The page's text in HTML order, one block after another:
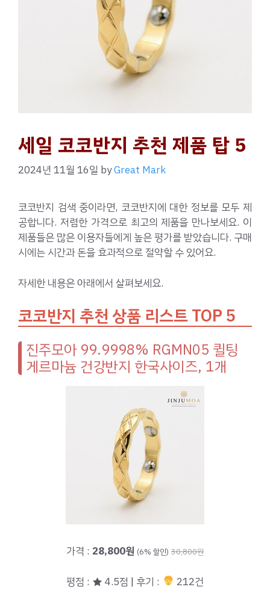
세일 코코반지 추천 제품 탑 5
2024년 11월 16일 byGreat Mark
코코반지 검색 중이라면, 코코반지에 대한 정보를 모두 제
공합니다. 저렴한 가격으로 최고의 제품을 만나보세요. 이
제품들은 많은 이용자들에게 높은 평가를 받았습니다. 구매
시에는 시간과 돈을 효과적으로 절약할 수 있어요.
자세한 내용은 아래에서 살펴보세요.
코코반지 추천 상품 리스트 TOP 5
진주모아 99.9998% RGMN05 퀼팅
게르마늄 건강반지 한국사이즈, 1개
가격 : 28,800원 (6% 할인) 30,800원
평점 : ★ 4.5점 | 후기 : 212건